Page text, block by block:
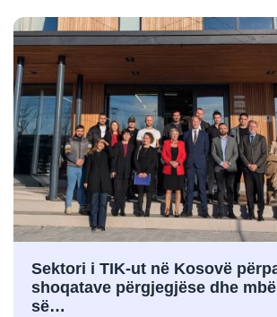
Sektori i TIK-ut në Kosovë
shoqatave përgjegjëse dhe
së…